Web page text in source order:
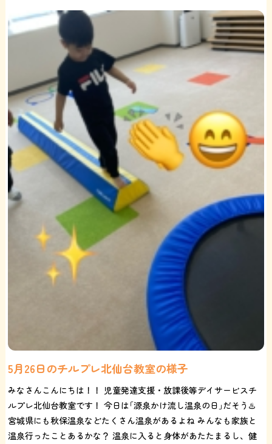
5月26日のチルプレ北仙台教室の様子
みなさんこんにちは！！ 児童発達支援・放課後等デイサービスチ
ルプレ北仙台教室です！ 今日は｢源泉かけ流し温泉の日｣だそう♨️
宮城県にも秋保温泉などたくさん温泉があるよね みんなも家族と
温泉行ったことあるかな？ 温泉に入ると身体があたたまるし、健